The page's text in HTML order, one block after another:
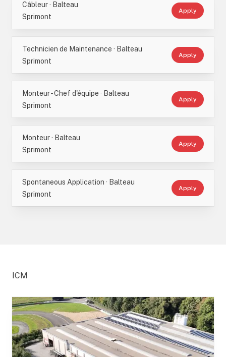
Câbleur · Balteau
Sprimont
Apply
Technicien de Maintenance · Balteau
Sprimont
Apply
Monteur - Chef d'équipe · Balteau
Sprimont
Apply
Monteur · Balteau
Sprimont
Apply
Spontaneous Application · Balteau
Sprimont
Apply
ICM